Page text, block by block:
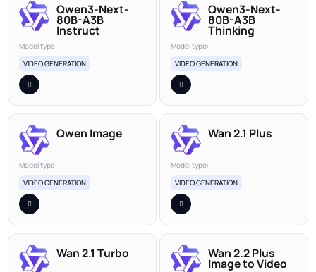
Qwen3-Next-
80B-A3B
Instruct
Model type:
VIDEO GENERATION
Qwen3-Next-
80B-A3B
Thinking
Model type:
VIDEO GENERATION
Qwen Image
Model type:
VIDEO GENERATION
Wan 2.1 Plus
Model type:
VIDEO GENERATION
Wan 2.1 Turbo Wan 2.2 Plus
Image to Video